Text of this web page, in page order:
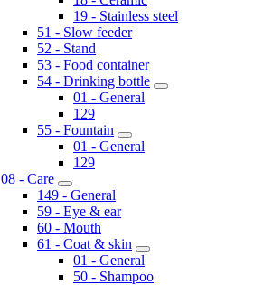
19 - Stainless steel
51 - Slow feeder
52 - Stand
53 - Food container
54 - Drinking bottle
01 - General
129
55 - Fountain
01 - General
129
08 - Care
149 - General
59 - Eye & ear
60 - Mouth
61 - Coat & skin
01 - General
50 - Shampoo